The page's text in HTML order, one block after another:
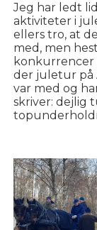
Jeg har ledt
aktiviteter i
ellers tro, at
med, men
konkurrencer
der juletur på
var med og
skriver: dejlig